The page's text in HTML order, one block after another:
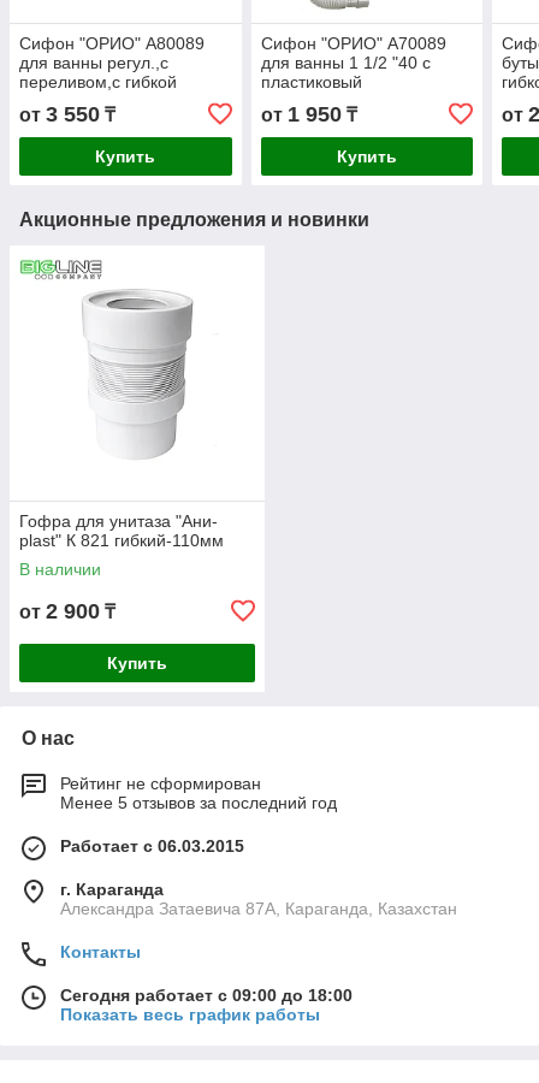
Сифон "ОРИО" А80089
для ванны регул.,с
переливом,с гибкой
от 3 550 ₸
Купить
Сифон "ОРИО" А70089
для ванны 1 1/2 "40 с
пластиковый
выпуском,переливом
от 1 950₸
Купить
от
Акционные предложения и новинки
Гофра для унитаза "Ани-
plast" К 821 гибкий-110мм
В наличии
от 2 900 ₸
Купить
О нас
Рейтинг не сформирован
Менее 5 отзывов за последний год
Работает с 06.03.2015
г. Караганда
Александра Затаевича 87А, Караганда, Казахстан
Контакты
Сегодня работает с 09:00 до 18:00
Показать весь график работы